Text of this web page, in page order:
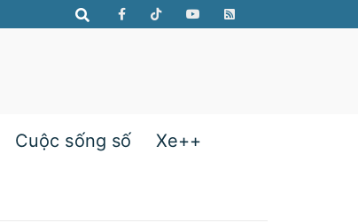
Cuộc sống số Xe++